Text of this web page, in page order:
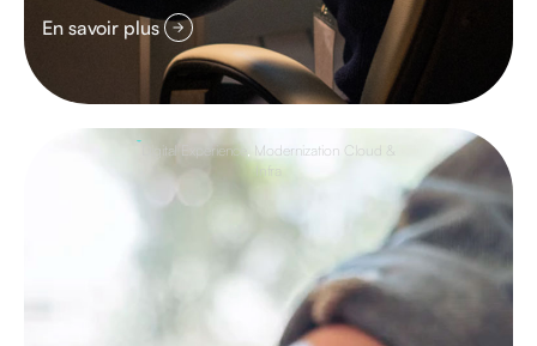
En savoir plus
Digital Experience , Modernization Cloud &
Infra